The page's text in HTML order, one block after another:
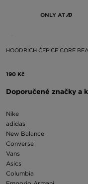
ONLY AT
HOODRICH ČEPICE CORE
190 Kč
Doporučené značky a
Nike
adidas
New Balance
Converse
Vans
Asics
Columbia